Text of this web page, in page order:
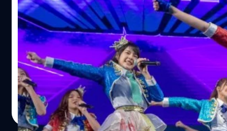
BNK48 โชว์เพลง BNK Festival ครั้งแรกในง
2018 [อัลบั้มภาพ, มีคลิป]
หลังจากที่ปล่อย Mv เพลง BNK Festival ไปเมื่อวันที่ 22 พ.ย
Mv กันไปแล้ว วันนี้ Mv ก็ก้าวข้าม 1 ล้านวิวไปได้แบบไม่เกินค
เนื้อเดียวกัน ก็ออก BNK48 Official Line Stickers &
ต่อเนื่องด้วยวานนี้ 24 พ.ย. 2561 ภายในงาน TOYOTA
โชว์ชุด และเพลงบนเวทีต่อหน้าแฟนคลับเป็นครั้งแรก ไปช
ftOBp18lw…
Meechok Dechpokasup | 2813 days ago
Read More